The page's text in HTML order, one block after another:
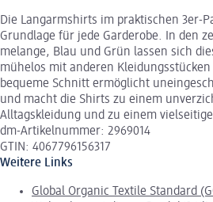
Die Langarmshirts im praktischen 3er-
Grundlage für jede Garderobe. In den
melange, Blau und Grün lassen sich
mühelos mit anderen
bequeme Schnitt ermöglicht
und macht die Shirts zu einem
Alltagskleidung und zu einem
dm-Artikelnummer: 2969014
GTIN: 4067796156317
Weitere Links
Global Organic Textile Standard